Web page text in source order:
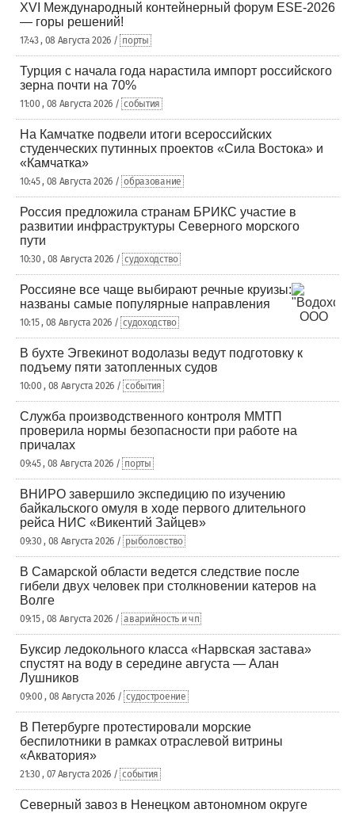
XVI Международный контейнерный форум ESE-2026
— горы решений!
17:43 , 08 Августа 2026 / порты
Турция с начала года нарастила импорт российского
зерна почти на 70%
11:00 , 08 Августа 2026 / события
На Камчатке подвели итоги всероссийских
студенческих путинных проектов «Сила Востока» и
«Камчатка»
10:45 , 08 Августа 2026 / образование
Россия предложила странам БРИКС участие в
развитии инфраструктуры Северного морского
пути
10:30 , 08 Августа 2026 / судоходство
Россияне все чаще выбирают речные круизы:
названы самые популярные направления
10:15 , 08 Августа 2026 / судоходство
В бухте Эгвекинот водолазы ведут подготовку к
подъему пяти затопленных судов
10:00 , 08 Августа 2026 / события
Служба производственного контроля ММТП
проверила нормы безопасности при работе на
причалах
09:45 , 08 Августа 2026 / порты
ВНИРО завершило экспедицию по изучению
байкальского омуля в ходе первого длительного
рейса НИС «Викентий Зайцев»
09:30 , 08 Августа 2026 / рыболовство
В Самарской области ведется следствие после
гибели двух человек при столкновении катеров на
Волге
09:15 , 08 Августа 2026 / аварийность и чп
Буксир ледокольного класса «Нарвская застава»
спустят на воду в середине августа — Алан
Лушников
09:00 , 08 Августа 2026 / судостроение
В Петербурге протестировали морские
беспилотники в рамках отраслевой витрины
«Акватория»
21:30 , 07 Августа 2026 / события
Северный завоз в Ненецком автономном округе